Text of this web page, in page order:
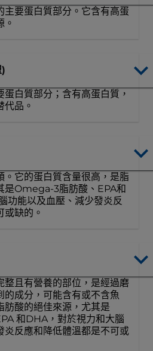
主要蛋白質部分。它含有高蛋
。
白質部分；含有高蛋白質，
代品。
。它的蛋白質含​​量很高，是脂
是Omega-3脂肪酸、EPA和
功能以及血壓、減少發炎反
或缺的。
整且有營養的部位，是經過磨
的成分，可能含有或不含魚
肪酸的絕佳來源，尤其是
和DHA，對於視力和大腦
炎反應和降低體溫都是不可或